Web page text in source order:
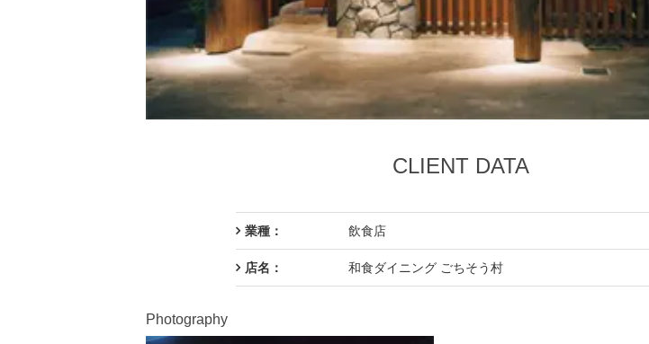
CLIENT DATA
業種： 飲食店
店名： 和食ダイニング ごちそう村
Photography